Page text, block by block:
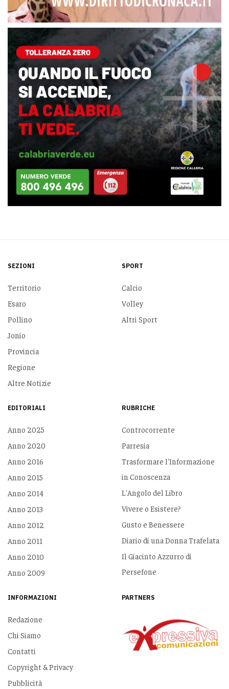
SEZIONI
Territorio
Esaro
Pollino
Jonio
Provincia
Regione
Altre Notizie
SPORT
Calcio
Volley
Altri Sport
EDITORIALI
Anno 2025
Anno 2020
Anno 2016
Anno 2015
Anno 2014
Anno 2013
Anno 2012
Anno 2011
Anno 2010
Anno 2009
RUBRICHE
Controcorrente
Parresia
Trasformare l'Informazione
in Conoscenza
L'Angolo del Libro
Vivere o Esistere?
Gusto e Benessere
Diario di una Donna Trafelata
Il Giacinto Azzurro di
Persefone
INFORMAZIONI
Redazione
Chi Siamo
Contatti
Copyright & Privacy
Pubblicità
PARTNERS